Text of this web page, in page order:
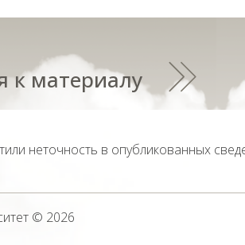
к материалу
неточность в опубликованных
© 2026